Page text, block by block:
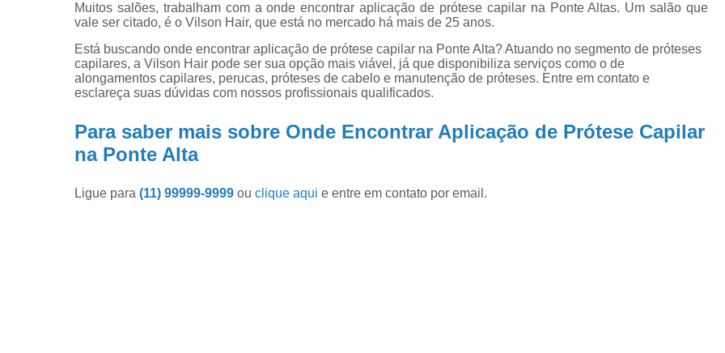
Perucas para Pessoas Que Fazem
Perucas para Tratamento de
Perucas sob Medida em São Paulo
Peruca Front Lace
Peruca Front
Peruca Front Lace Ondulada
Peruca
Peruca Full Lace
Peruca Full Lace Cacheada
Peruca
Muitos salões, trabalham com a onde encontrar aplicação de prótese capilar na Ponte Altas. Um salão que
vale ser citado, é o Vilson Hair, que está no mercado há mais de 25 anos.
Está buscando onde encontrar aplicação de prótese capilar na Ponte Alta? Atuando no segmento de próteses
capilares, a Vilson Hair pode ser sua opção mais viável, já que disponibiliza serviços como o de
alongamentos capilares, perucas, próteses de cabelo e manutenção de próteses. Entre em contato e
esclareça suas dúvidas com nossos profissionais qualificados.
Para saber mais sobre Onde Encontrar Aplicação de Prótese Capilar
na Ponte Alta
Ligue para (11) 99999-9999 ou clique aqui e entre em contato por email.